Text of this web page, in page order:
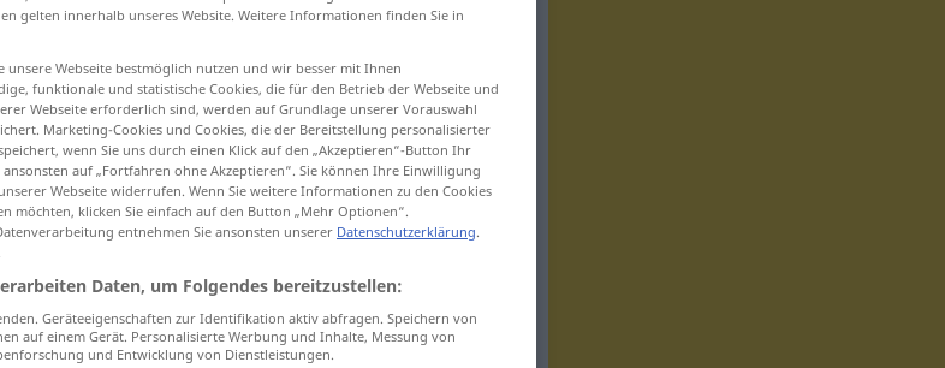
gelten innerhalb unseres Website. Weitere Informationen finden Sie in
unsere Webseite bestmöglich nutzen und wir besser mit Ihnen
funktionale und statistische Cookies, die für den Betrieb der Webseite und
Webseite erforderlich sind, werden auf Grundlage unserer Vorauswahl
Marketing-Cookies und Cookies, die der Bereitstellung personalisierter
wenn Sie uns durch einen Klick auf den „Akzeptieren“-Button Ihr
ansonsten auf „Fortfahren ohne Akzeptieren“. Sie können Ihre Einwilligung
Webseite widerrufen. Wenn Sie weitere Informationen zu den Cookies
möchten, klicken Sie einfach auf den Button „Mehr Optionen“.
entnehmen Sie ansonsten unserer Datenschutzerklärung.
Daten, um Folgendes bereitzustellen:
Geräteeigenschaften zur Identifikation aktiv abfragen. Speichern von
auf einem Gerät. Personalisierte Werbung und Inhalte, Messung von
und Entwicklung von Dienstleistungen.